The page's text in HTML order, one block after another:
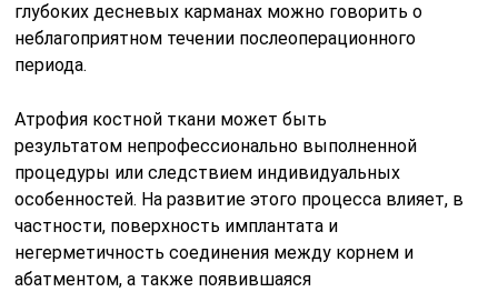
глубоких десневых карманах можно говорить о
неблагоприятном течении послеоперационного
периода.
Атрофия костной ткани может быть
результатом непрофессионально выполненной
процедуры или следствием индивидуальных
особенностей. На развитие этого процесса влияет, в
частности, поверхность имплантата и
негерметичность соединения между корнем и
абатментом, а также появившаяся